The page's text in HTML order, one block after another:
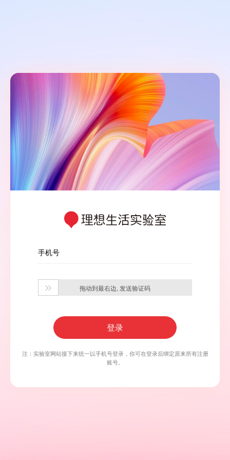
手机号
 拖动到最右边, 发送验证码
登录
注：实验室网站接下来统一以手机号登录，你可在登录后绑定原来所有注册
账号。